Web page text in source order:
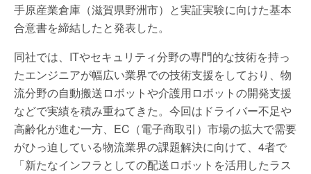
手原産業倉庫（滋賀県野洲市）と実証実験に向けた基本
合意書を締結したと発表した。
同社では、ITやセキュリティ分野の専門的な技術を持っ
たエンジニアが幅広い業界での技術支援をしており、物
流分野の自動搬送ロボットや介護用ロボットの開発支援
などで実績を積み重ねてきた。今回はドライバー不足や
高齢化が進む一方、EC（電子商取引）市場の拡大で需要
がひっ迫している物流業界の課題解決に向けて、4者で
「新たなインフラとしての配送ロボットを活用したラス